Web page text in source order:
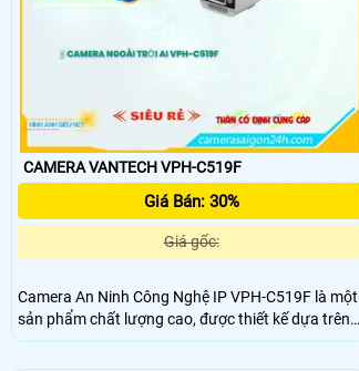
CAMERA VANTECH VPH-C519F
Giá Bán: 30%
Giá gốc:
Camera An Ninh Công Nghệ IP VPH-C519F là một
sản phẩm chất lượng cao, được thiết kế dựa trên
công nghệ tiên tiến nhất hiện nay. Với độ phân giải